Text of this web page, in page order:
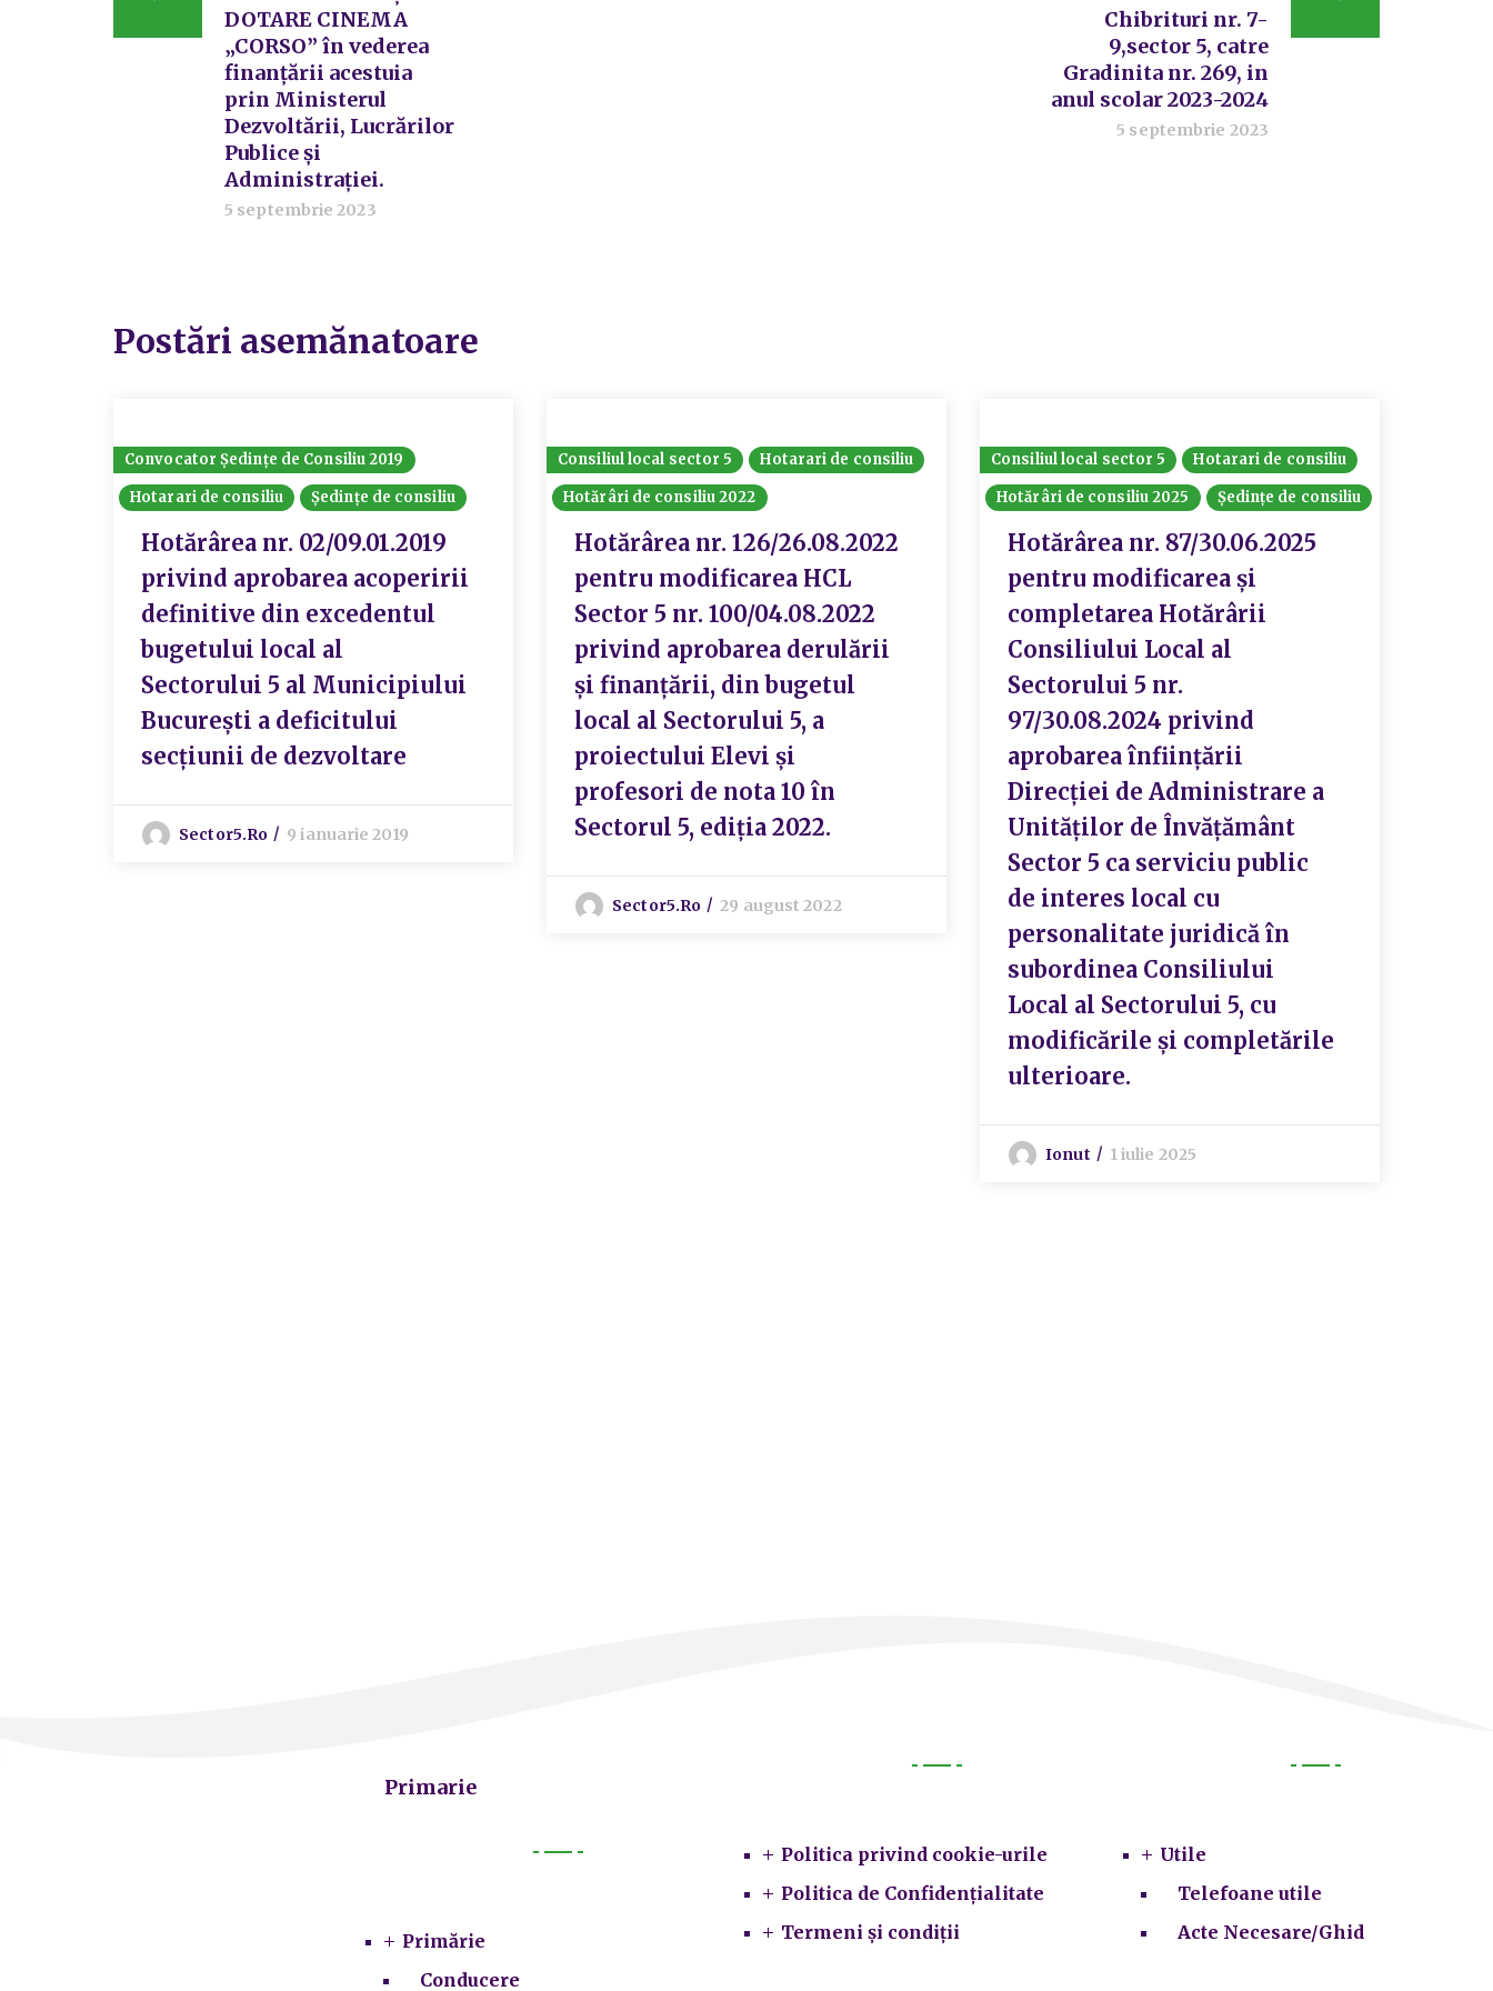
DOTARE CINEMA
„CORSO” în vederea
finanțării acestuia
prin Ministerul
Dezvoltării, Lucrărilor
Publice și
Administrației.
5 septembrie 2023
Chibrituri nr. 7-
9,sector 5, catre
Gradinita nr. 269, in
anul scolar 2023-2024
5 septembrie 2023
Postări asemănatoare
Convocator Ședințe de Consiliu 2019
Hotarari de consiliu
Ședințe de consiliu
Hotărârea nr. 02/09.01.2019
privind aprobarea acoperirii
definitive din excedentul
bugetului local al
Sectorului 5 al Municipiului
București a deficitului
secțiunii de dezvoltare
Sector5.ro 9 ianuarie 2019
Consiliul local sector 5
Hotarari de consiliu
Hotărâri de consiliu 2022
Hotărârea nr. 126/26.08.2022
pentru modificarea HCL
Sector 5 nr. 100/04.08.2022
privind aprobarea derulării
și finanțării, din bugetul
local al Sectorului 5, a
proiectului Elevi și
profesori de nota 10 în
Sectorul 5, ediția 2022.
Sector5.ro 29 august 2022
Consiliul local sector 5
Hotarari de consiliu
Hotărâri de consiliu 2025
Ședințe de consiliu
Hotărârea nr. 87/30.06.2025
pentru modificarea și
completarea Hotărârii
Consiliului Local al
Sectorului 5 nr.
97/30.08.2024 privind
aprobarea înființării
Direcției de Administrare a
Unităților de Învățământ
Sector 5 ca serviciu public
de interes local cu
personalitate juridică în
subordinea Consiliului
Local al Sectorului 5, cu
modificările și completările
ulterioare.
Ionut 1 iulie 2025
Primarie
Primărie
Conducere
Politica privind cookie-urile
Politica de Confidențialitate
Termeni și condiții
Utile
Telefoane utile
Acte Necesare/Ghid